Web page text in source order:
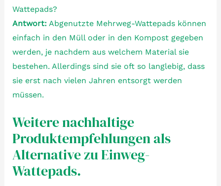
Wattepads?
Antwort: Abgenutzte Mehrweg-Wattepads können
einfach in den Müll oder in den Kompost gegeben
werden, je nachdem aus welchem Material sie
bestehen. Allerdings sind sie oft so langlebig, dass
sie erst nach vielen Jahren entsorgt werden
müssen.
Weitere nachhaltige
Produktempfehlungen als
Alternative zu Einweg-
Wattepads.